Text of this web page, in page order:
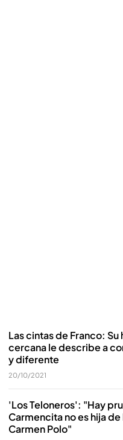
Las cintas de Franco: Su
cercana le describe a
y diferente
20/10/2021
'Los Teloneros': "Hay
Carmencita no es hija de
Carmen Polo"